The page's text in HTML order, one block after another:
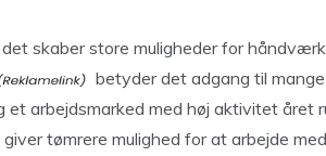
skaber store muligheder for
betyder det adgang til
arbejdsmarked med høj aktivitet året
tømrere mulighed for at arbejde